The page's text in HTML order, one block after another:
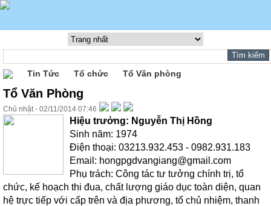
Tin Tức Tổ chức Tổ Văn phòng
Tổ Văn Phòng
Chủ nhật - 02/11/2014 07:46
Hiệu trưởng: Nguyễn Thị Hồng
Sinh năm: 1974
Điện thoại: 03213.932.453 - 0982.931.183
Email: hongpgdvangiang@gmail.com
Phụ trách: Công tác tư tưởng chính trị, tổ
chức, kế hoạch thi đua, chất lượng giáo dục toàn diện, quan
hệ trực tiếp với cấp trên và địa phương, tổ chủ nhiệm, thanh